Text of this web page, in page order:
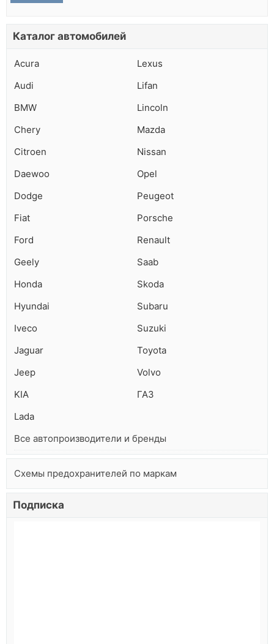
Каталог автомобилей
Acura
Lexus
Audi
Lifan
BMW
Lincoln
Chery
Mazda
Citroen
Nissan
Daewoo
Opel
Dodge
Peugeot
Fiat
Porsche
Ford
Renault
Geely
Saab
Honda
Skoda
Hyundai
Subaru
Iveco
Suzuki
Jaguar
Toyota
Jeep
Volvo
KIA
ГАЗ
Lada
Все автопроизводители и бренды
Схемы предохранителей по маркам
Подписка